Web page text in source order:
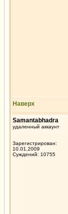
Наверх
Samantabhadra
удаленный аккаунт
Зарегистрирован:
10.01.2009
Суждений: 10755